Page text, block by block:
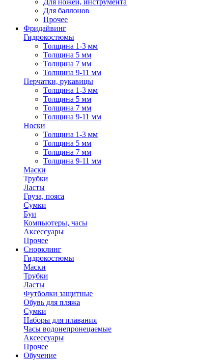
Для ножей, инструмента
Для баллонов
Прочее
Фридайвинг
Гидрокостюмы
Толщина 1-3 мм
Толщина 5 мм
Толщина 7 мм
Толщина 9-11 мм
Перчатки, рукавицы
Толщина 1-3 мм
Толщина 5 мм
Толщина 7 мм
Толщина 9-11 мм
Носки
Толщина 1-3 мм
Толщина 5 мм
Толщина 7 мм
Толщина 9-11 мм
Маски
Трубки
Ласты
Груза, пояса
Сумки
Буи
Компьютеры, часы
Аксессуары
Прочее
Снорклинг
Гидрокостюмы
Маски
Трубки
Ласты
Футболки защитные
Обувь для пляжа
Сумки
Наборы для плавания
Часы водонепронецаемые
Аксессуары
Прочее
Обучение